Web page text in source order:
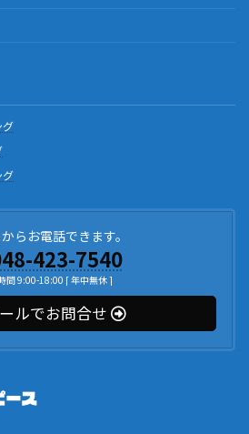
グ
グ
らお電話できます。
423-7540
間 9:00-18:00 [ 年中無休 ]
ルでお問合せ